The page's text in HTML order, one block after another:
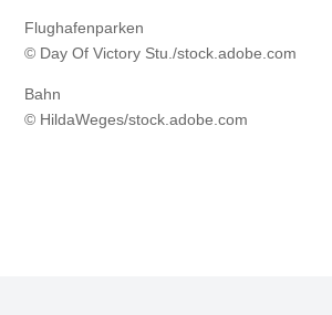
Flughafenparken
© Day Of Victory Stu./stock.adobe.com
Bahn
© HildaWeges/stock.adobe.com